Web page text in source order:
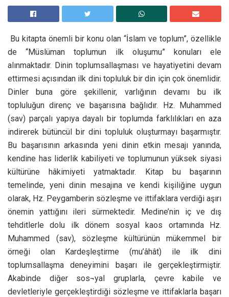
Bu kitapta önemli bir konu olan “İslam ve toplum”, özellikle
de “Müslüman toplumun ilk oluşumu” konuları ele
alınmaktadır. Dinin toplumsallaşması ve hayatiyetini devam
ettirmesi açısından ilk dini topluluk bir din için çok önemlidir.
Dinler buna göre şekillenir, varlığının devamı bu ilk
topluluğun direnç ve başarısına bağlıdır. Hz. Muhammed
(sav) parçalı yapıya dayalı bir toplumda farklılıkları en aza
indirerek bütüncül bir dini topluluk oluşturmayı başarmıştır.
Bu başarısının arkasında yeni dinin etkin mesajı yanında,
kendine has liderlik kabiliyeti ve toplumunun yüksek siyasi
kültürüne hâkimiyeti yatmaktadır. Kitap bu başarının
temelinde, yeni dinin mesajına ve kendi kişiliğine uygun
olarak, Hz. Peygamberin sözleşme ve ittifaklara verdiği aşırı
önemin yattığını ileri sürmektedir. Medine’nin iç ve dış
tehditlerle dolu ilk dönem sosyal kaos ortamında Hz.
Muhammed (sav), sözleşme kültürünün mükemmel bir
örneği olan Kardeşleştirme (mu’âhât) ile ilk dini
toplumsallaşma deneyimini başarı ile gerçekleştirmiştir.
Akabinde diğer sos¬yal gruplarla, çevre kabile ve
devletleriyle gerçekleştirdiği sözleşme ve ittifaklarla başarı